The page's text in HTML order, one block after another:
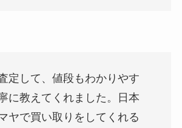
定して、値段もわかりやす
に教えてくれました。日本
ヤで買い取りをしてくれる